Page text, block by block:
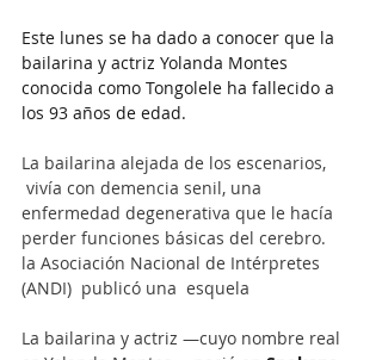
Este lunes se ha dado a conocer que la
bailarina y actriz Yolanda Montes
conocida como Tongolele ha fallecido a
los 93 años de edad.
La bailarina alejada de los escenarios,
vivía con demencia senil, una
enfermedad degenerativa que le hacía
perder funciones básicas del cerebro.
la Asociación Nacional de Intérpretes
(ANDI)  publicó una  esquela
La bailarina y actriz —cuyo nombre real